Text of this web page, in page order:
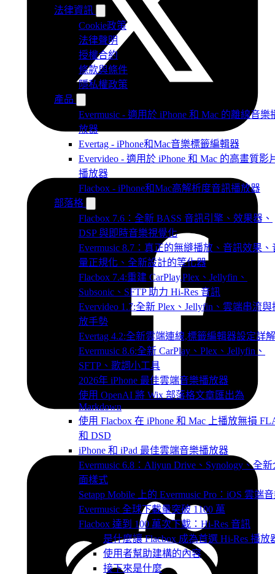
法律資訊
Cookie政策
法律聲明
授權合約
條款與條件
隱私權政策
產品
Evermusic - 適用於 iPhone 和 Mac 的離線音樂
放器
Evertag - iPhone和Mac音樂標籤編輯器
Evervideo - 適用於 iPhone 和 Mac 的高畫質影
播放器
Flacbox - iPhone和Mac高解析度音訊播放器
部落格
Flacbox 7.6：全新 BASS 音訊引擎、效果器、
DSP 與即時音樂視覺化
Evermusic 8.7：真正的無縫播放、音訊效果、
量正規化、全新設計的等化器
Flacbox 7.4:重建 CarPlay,Plex、Jellyfin、
Subsonic、SFTP 助力 Hi-Res 音訊
Evervideo 1.7:全新 Plex、Jellyfin、雲端串流與
放手勢
Evertag 4.2:全新雲端連線,標籤編輯器設定詳解
Evermusic 8.6:全新 CarPlay、Plex、Jellyfin、
SFTP、歌詞小工具
2026年 iPhone 最佳雲端音樂播放器
使用 OpenAI 將 Wix 部落格文章匯出為
Markdown
使用 Flacbox 在 iPhone 和 Mac 上播放無損
和 DSD
iPhone 和 iPad 最佳雲端音樂播放器
Evermusic 6.8：Aliyun Drive、Synology、全新
面樣式
Setapp Mobile 上的 Evermusic Pro：iOS 雲端
Evermusic 全球下載量突破 1100 萬
Flacbox 達到 100 萬次下載：Hi-Res 音訊
是什麼讓 Flacbox 成為首選 Hi-Res 播放
使用者幫助建構的內容
接下來是什麼